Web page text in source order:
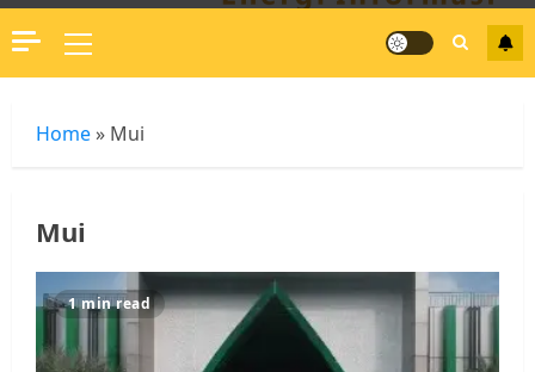
Primary
Menu
Home » Mui
Mui
1 min read